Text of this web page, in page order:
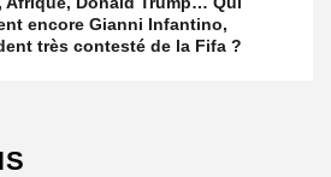
encore Gianni Infantino,
très contesté de la Fifa ?